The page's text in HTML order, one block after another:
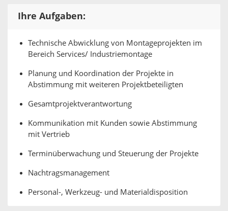
Ihre Aufgaben:
Technische Abwicklung von Montageprojekten im
Bereich Services/ Industriemontage
Planung und Koordination der Projekte in
Abstimmung mit weiteren Projektbeteiligten
Gesamtprojektverantwortung
Kommunikation mit Kunden sowie Abstimmung
mit Vertrieb
Terminüberwachung und Steuerung der Projekte
Nachtragsmanagement
Personal-, Werkzeug- und Materialdisposition